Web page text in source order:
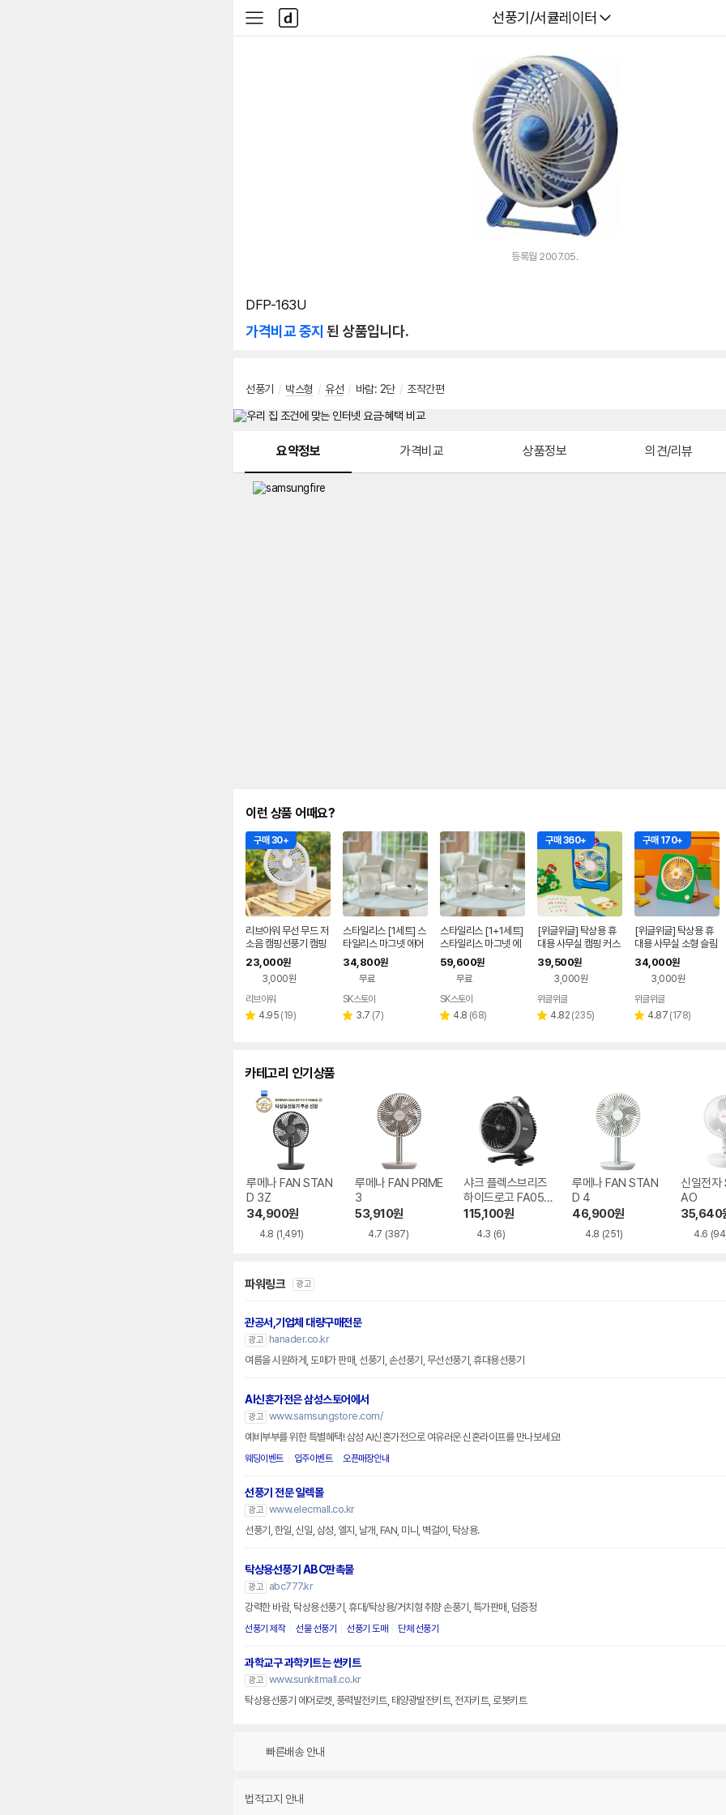
다나와
선풍기/서큘레이터
사
이
다
나
와
등록월 2007.05.
DFP-163U
가격비교 중지 된 상품입니다.
선풍기 / 박스형 / 유선 / 바람: 2단 / 조작간편
요약정보 가격비교 상품정보 의견/리뷰
이런 상품 어때요?
구매 30+
리브아워 무선 무드 저
소음 캠핑선풍기 캠핑
써큘레이터
23,000원
3,000원
페이
리브아워
별 4.95 리
(19)
스타일리스 [1세트] 스
타일리스 마그넷 에어
젯 무선 선풍기 SMF-
E5100
34,800원
무료
버페
SK스토아
별 3.7 리
(7)
스타일리스 [1+1세트]
스타일리스 마그넷 에
어젯 무선 선풍기 SM
F-E5100
59,600원
무료
버페
SK스토아
별 4.8 리
(68)
구매 360+
[위글위글] 탁상용 휴
대용 사무실 캠핑 커스
텀 데스크팬 - Wiggle
Friends
39,500원
3,000원
페이
위글위글
별 4.82 리
(235)
구매 170+
[위글위글] 탁상용 휴
대용 사무실 소형 슬림
포터블팬 - Smile We
Love
34,000원
3,000원
페이
위글위글
별 4.87 리
(178)
카테고리 인기상품
루메나 FAN STAN
D 3Z
34,900원
4.8 (1,491)
루메나 FAN PRIME
3
53,910원
4.7 (387)
샤크 플렉스브리즈
하이드로고 FA050
KR
115,100원
4.3 (6)
루메나 FAN STAN
D 4
46,900원
4.8 (251)
신일전
AO
35,640
4.6
파워링크 광고
관공서,기업체 대량구매전문
광고
hanader.co.kr
여름을 시원하게, 도매가 판매, 선풍기, 손선풍기, 무선선풍기, 휴대용선풍기
AI신혼가전은 삼성스토어에서
광고 www.samsungstore.com/
예비부부를 위한 특별혜택! 삼성 AI신혼가전으로 여유러운 신혼라이프를 만나보세요!
웨딩이벤트 입주이벤트 오픈매장안내
선풍기 전문 일렉몰
광고 www.elecmall.co.kr
선풍기, 한일, 신일, 삼성, 엘지, 날개, FAN, 미니, 벽걸이, 탁상용.
탁상용선풍기 ABC판촉물
광고
abc777.kr
강력한 바람, 탁상용선풍기, 휴대/탁상용/거치형 취향 손풍기, 특가판매, 덤증정
선풍기 제작 선물 선풍기 선풍기 도매 단체 선풍기
과학교구 과학키트는 썬키트
광고 www.sunkitmall.co.kr
탁상용선풍기 에어로켓, 풍력발전키트, 태양광발전키트, 전자키트, 로봇키트
빠른배송 안내
법적고지 안내